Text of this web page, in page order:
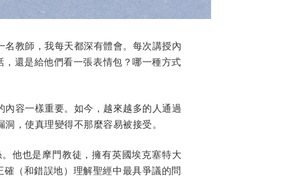
教師，我每天都深有體會。每次講授內
還是給他們看一張表情包？哪一種方式
容一樣重要。如今，越來越多的人通過
，使真理變得不那麼容易被接受。
他也是摩門教徒，擁有英國埃克塞特大
（和錯誤地）理解聖經中最具爭議的問